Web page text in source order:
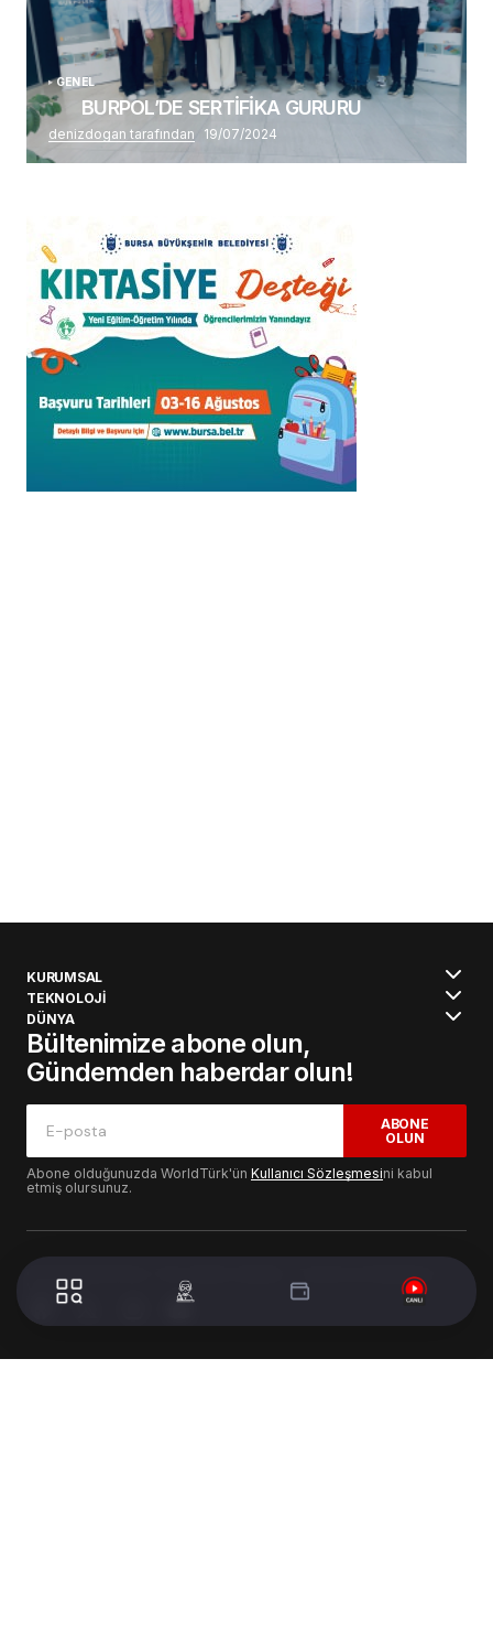
GENEL
BURPOL’DE SERTİFİKA GURURU
denizdogan tarafından 19/07/2024
KURUMSAL
TEKNOLOJİ
DÜNYA
Bültenimize abone olun,
Gündemden haberdar olun!
ABONE
OLUN
Abone olduğunuzda WorldTürk'ün Kullanıcı Sözleşmesini kabul
etmiş olursunuz.
© 2024 WorldTurk. Tüm Hakları Saklıdır. - Tasarım & Geliştirme :
Volion's